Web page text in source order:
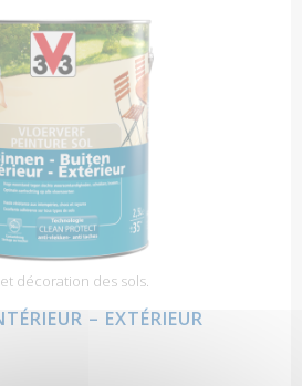
décoration des sols.
– EXTÉRIEUR